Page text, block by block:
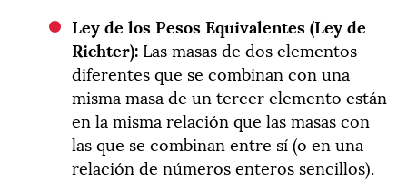
Ley de los Pesos Equivalentes (Ley de
Richter): Las masas de dos elementos
diferentes que se combinan con una
misma masa de un tercer elemento están
en la misma relación que las masas con
las que se combinan entre sí (o en una
relación de números enteros sencillos).